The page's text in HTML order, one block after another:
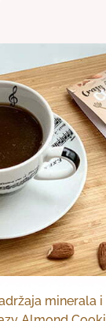
minerala